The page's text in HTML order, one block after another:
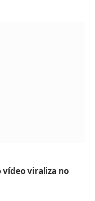
vídeo viraliza no